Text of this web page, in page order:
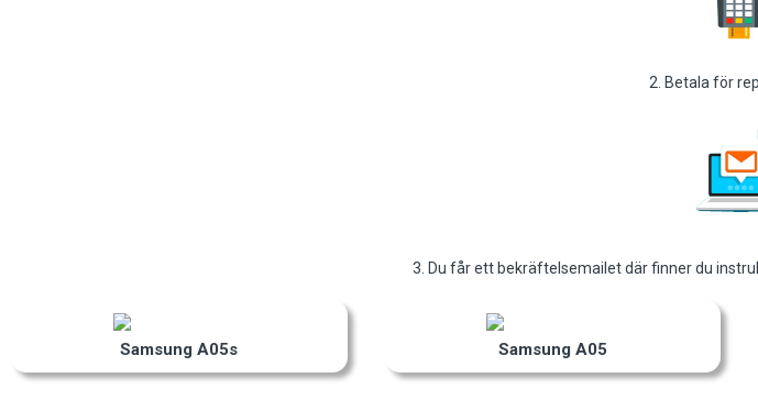
2. Betala för
3. Du får ett bekräftelsemailet där finner du
Samsung A05s Samsung A05